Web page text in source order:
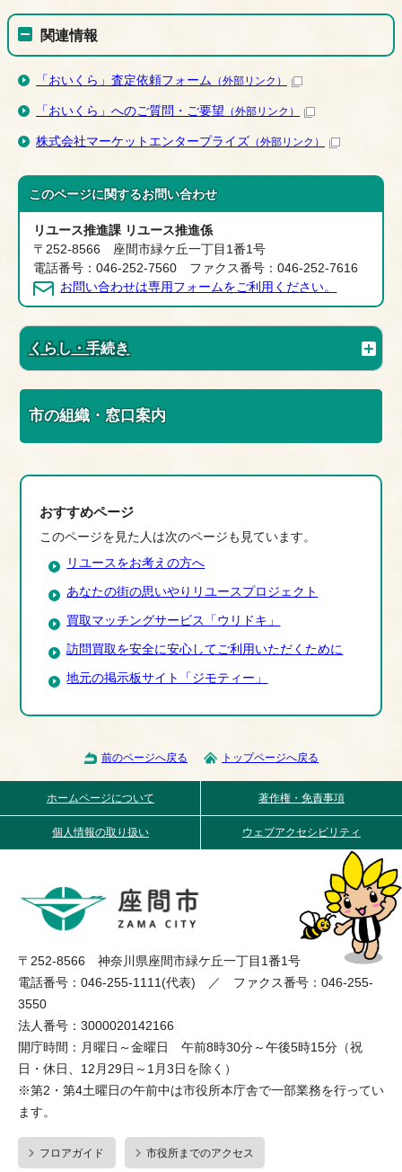
関連情報
「おいくら」査定依頼フォーム （外部リンク）
「おいくら」へのご質問・ご要望 （外部リンク）
株式会社マーケットエンタープライズ （外部リンク）
このページに関するお問い合わせ
リユース推進課 リユース推進係
〒252-8566 座間市緑ケ丘一丁目1番1号
電話番号：046-252-7560 ファクス番号：046-252-7616
お問い合わせは専用フォームをご利用ください。
くらし・手続き
市の組織・窓口案内
おすすめページ
このページを見た人は次のページも見ています。
リユースをお考えの方へ
あなたの街の思いやりリユースプロジェクト
買取マッチングサービス「ウリドキ」
訪問買取を安全に安心してご利用いただくために
地元の掲示板サイト「ジモティー」
前のページへ戻る トップページへ戻る
ホームページについて 著作権・免責事項
個人情報の取り扱い ウェブアクセシビリティ
〒252-8566 神奈川県座間市緑ケ丘一丁目1番1号
電話番号：046-255-1111(代表) ／ ファクス番号：046-255-
3550
法人番号：3000020142166
開庁時間：月曜日～金曜日 午前8時30分～午後5時15分（祝
日・休日、12月29日～1月3日を除く）
※第2・第4土曜日の午前中は市役所本庁舎で一部業務を行ってい
ます。
フロアガイド 市役所までのアクセス